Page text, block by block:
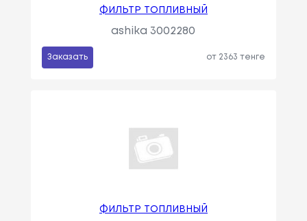
ФИЛЬТР ТОПЛИВНЫЙ
ashika 3002280
Заказать от 2363 тенге
ФИЛЬТР ТОПЛИВНЫЙ